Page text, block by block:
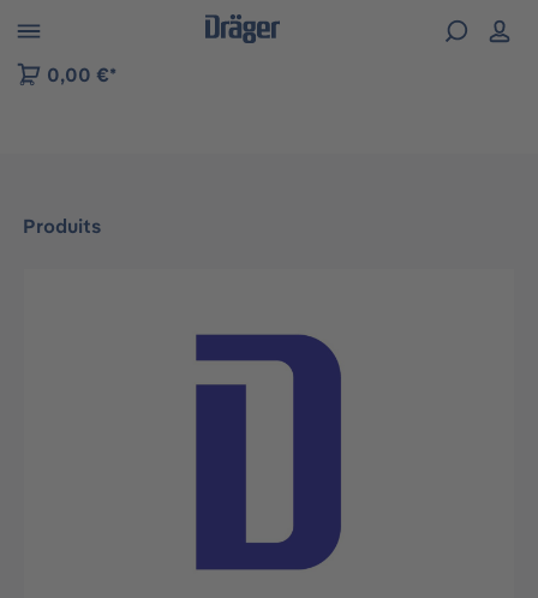
to B2B platform navigation
0,00 €*
Produits
Ignorer la galerie d'images